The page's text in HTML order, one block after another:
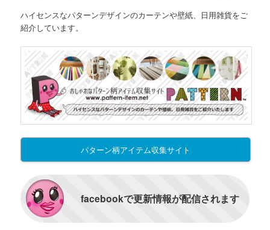
ハイセンスなパターンデザインのカーテンや壁紙、日用雑貨をご
紹介しています。
パターン柄アイテム収集サイト
facebookで更新情報が配信されます